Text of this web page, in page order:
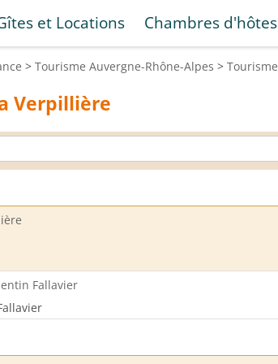
et Locations Chambres d'hôtes
> Tourisme Auvergne-Rhône-Alpes > Tourisme
Verpillière
Fallavier